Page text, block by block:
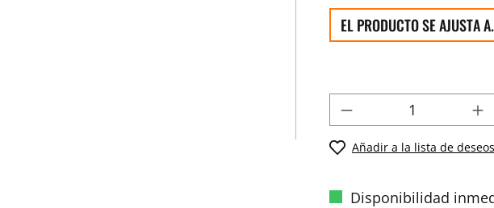
EL PRODUCTO SE AJUSTA
Añadir a la lista de deseos
Disponibilidad